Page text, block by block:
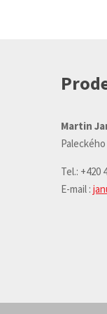
Martin
Paleckého
Tel.: +420
E-mail :